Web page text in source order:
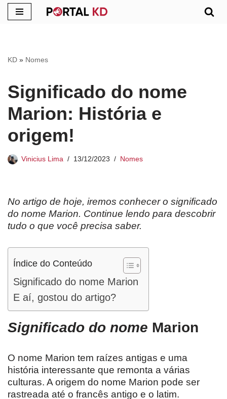
conteúdo
KD » Nomes
Significado do nome
Marion: História e
origem!
Vinicius Lima 13/12/2023 Nomes
No artigo de hoje, iremos conhecer o significado
do nome Marion. Continue lendo para descobrir
tudo o que você precisa saber.
Índice do Conteúdo
Significado do nome Marion
E aí, gostou do artigo?
Significado do nome Marion
O nome Marion tem raízes antigas e uma
história interessante que remonta a várias
culturas. A origem do nome Marion pode ser
rastreada até o francês antigo e o latim.